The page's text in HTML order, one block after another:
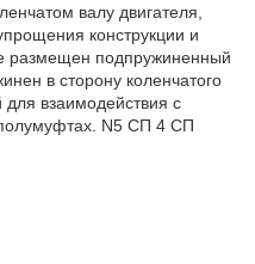
валу двигателя,
конструкции и
размещен подпружиненный
в сторону коленчатого
взаимодействия с
N5 СП 4 СП